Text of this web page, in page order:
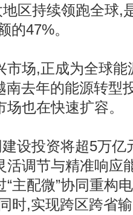
区持续领跑全球,
的47%。
市场,正成为全球
南去年的能源转型
也在快速扩容。
建设投资将超5万
活调节与精准响应
主配微”协同重构
时,实现跨区跨省